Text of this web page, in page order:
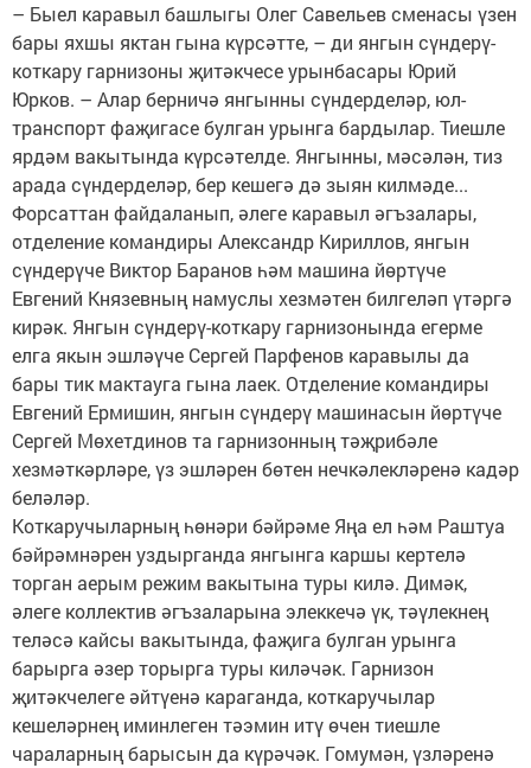
– Быел каравыл башлыгы Олег Савельев сменасы үзен
бары яхшы яктан гына күрсәтте, – ди янгын сүндерү-
коткару гарнизоны җитәкчесе урынбасары Юрий
Юрков. – Алар берничә янгынны сүндерделәр, юл-
транспорт фаҗигасе булган урынга бардылар. Тиешле
ярдәм вакытында күрсәтелде. Янгынны, мәсәлән, тиз
арада сүндерделәр, бер кешегә дә зыян килмәде...
Форсаттан файдаланып, әлеге каравыл әгъзалары,
отделение командиры Александр Кириллов, янгын
сүндерүче Виктор Баранов һәм машина йөртүче
Евгений Князевның намуслы хезмәтен билгеләп үтәргә
кирәк. Янгын сүндерү-коткару гарнизонында егерме
елга якын эшләүче Сергей Парфенов каравылы да
бары тик мактауга гына лаек. Отделение командиры
Евгений Ермишин, янгын сүндерү машинасын йөртүче
Сергей Мөхетдинов та гарнизонның тәҗрибәле
хезмәткәрләре, үз эшләрен бөтен нечкәлекләренә кадәр
беләләр.
Коткаручыларның һөнәри бәйрәме Яңа ел һәм Раштуа
бәйрәмнәрен уздырганда янгынга каршы кертелә
торган аерым режим вакытына туры килә. Димәк,
әлеге коллектив әгъзаларына элеккечә үк, тәүлекнең
теләсә кайсы вакытында, фаҗига булган урынга
барырга әзер торырга туры киләчәк. Гарнизон
җитәкчелеге әйтүенә караганда, коткаручылар
кешеләрнең иминлеген тәэмин итү өчен тиешле
чараларның барысын да күрәчәк. Гомумән, үзләренә